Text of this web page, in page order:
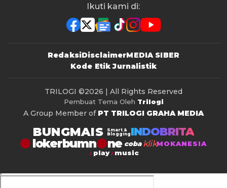
Ikuti kami di:
RedaksiDisclaimerMEDIA SIBER
Kode Etik Jurnalistik
TRILOGI ©2026 | All Rights Reserved
Pembuat Tema Oleh Trilogi
A Group Member of PT TRILOGI GRAHA MEDIA
BUNGMAIS
Smart &
Blogging INDOBRITA
lokerbumn coba klikMOKANESIA
play
music